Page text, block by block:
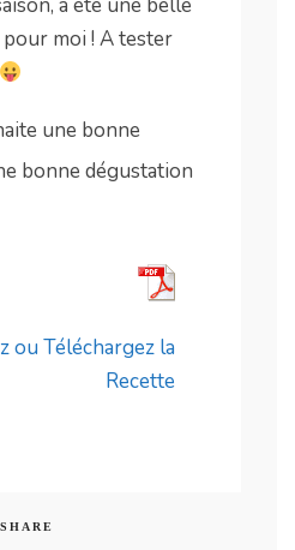
a été une belle
moi ! A tester
une bonne
bonne dégustation
ou Téléchargez la
Recette
SHARE